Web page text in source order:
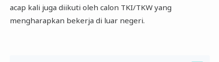
acap kali juga diikuti oleh calon TKI/TKW yang
mengharapkan bekerja di luar negeri.